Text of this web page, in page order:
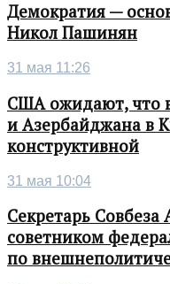
Демократия —
Никол Пашинян
31 мая 11:26
США ожидают, что
и Азербайджана в
конструктивной
31 мая 10:04
Секретарь Совбеза
советником
по